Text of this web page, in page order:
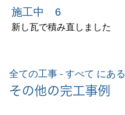
施工中 6
新し瓦で積み直しました
全ての工事 - すべて にある
その他の完工事例